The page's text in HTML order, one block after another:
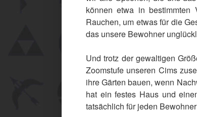
können etwa in bestimmten
Rauchen, um etwas für die
das unsere Bewohner
Und trotz der gewaltigen
Zoomstufe unseren Cims
ihre Gärten bauen, wenn
hat ein festes Haus und
tatsächlich für jeden